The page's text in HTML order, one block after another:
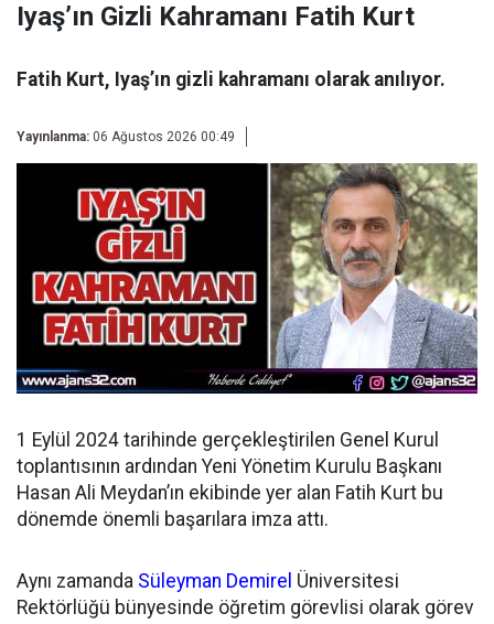
Iyaş’ın Gizli Kahramanı Fatih Kurt
Fatih Kurt, Iyaş’ın gizli kahramanı olarak anılıyor.
Yayınlanma: 06 Ağustos 2026 00:49
1 Eylül 2024 tarihinde gerçekleştirilen Genel Kurul
toplantısının ardından Yeni Yönetim Kurulu Başkanı
Hasan Ali Meydan’ın ekibinde yer alan Fatih Kurt bu
dönemde önemli başarılara imza attı.
Aynı zamanda Süleyman Demirel Üniversitesi
Rektörlüğü bünyesinde öğretim görevlisi olarak görev